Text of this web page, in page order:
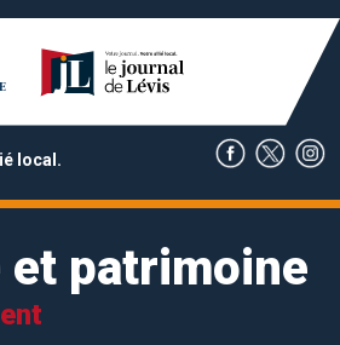
local.
patrimoine